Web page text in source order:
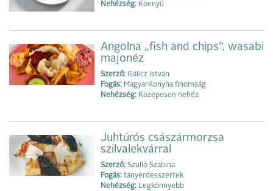
Nehézség: Könnyű
Angolna „fish and chips”, wasabi
majonéz
Szerző: Gálicz István
Fogás: MagyarKonyha finomság
Nehézség: Közepesen nehéz
Juhtúrós császármorzsa
szilvalekvárral
Szerző: Szulló Szabina
Fogás: tányérdesszertek
Nehézség: Legkönnyebb